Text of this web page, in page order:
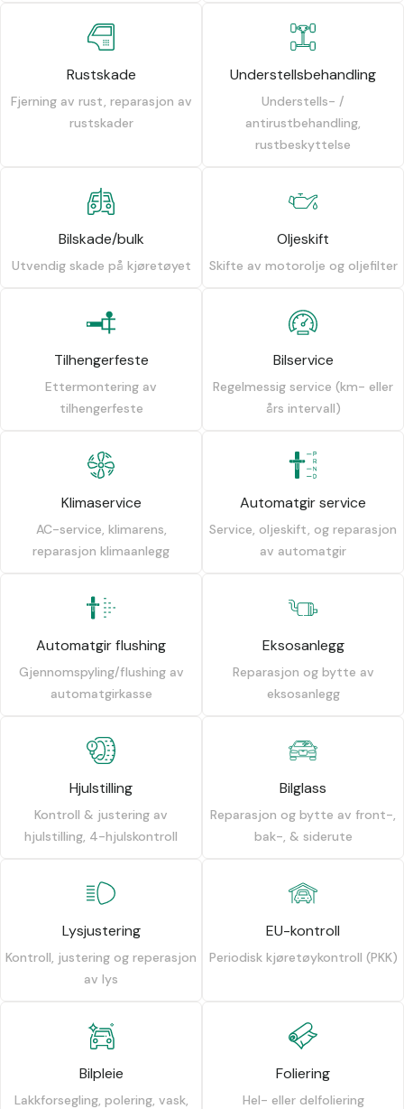
Rustskade
Fjerning av rust, reparasjon av
rustskader
Understellsbehandling
Understells- /
antirustbehandling,
rustbeskyttelse
Bilskade/bulk
Utvendig skade på kjøretøyet
Oljeskift
Skifte av motorolje og oljefilter
Tilhengerfeste
Ettermontering av
tilhengerfeste
Bilservice
Regelmessig service (km- eller
års intervall)
Klimaservice
AC-service, klimarens,
reparasjon klimaanlegg
Automatgir service
Service, oljeskift, og reparasjon
av automatgir
Automatgir flushing
Gjennomspyling/flushing av
automatgirkasse
Eksosanlegg
Reparasjon og bytte av
eksosanlegg
Hjulstilling
Kontroll & justering av
hjulstilling, 4-hjulskontroll
Bilglass
Reparasjon og bytte av front-,
bak-, & siderute
Lysjustering
Kontroll, justering og reperasjon
av lys
EU-kontroll
Periodisk kjøretøykontroll (PKK)
Bilpleie
Lakkforsegling, polering, vask,
Foliering
Hel- eller delfoliering